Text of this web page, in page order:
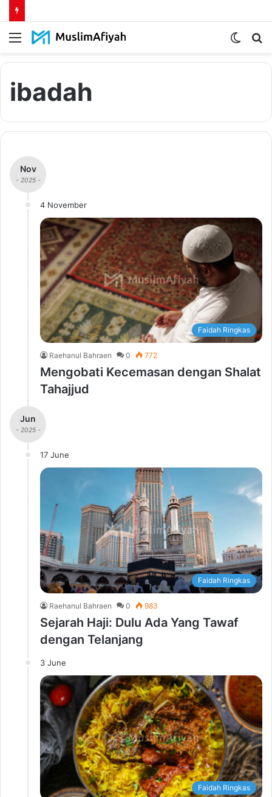
Menu
Switch
ibadah
Nov
- 2025 -
4 November
Faidah Ringkas
Raehanul Bahraen 0 772
Mengobati Kecemasan dengan Shalat
Tahajjud
Jun
- 2025 -
17 June
Faidah Ringkas
Raehanul Bahraen 0 983
Sejarah Haji: Dulu Ada Yang Tawaf
dengan Telanjang
3 June
Faidah Ringkas